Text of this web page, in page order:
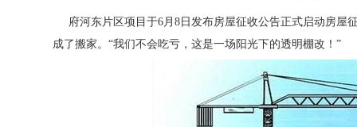
府河东片区项目于6月8日发布房屋征收公告正式启动房屋
成了搬家。“我们不会吃亏，这是一场阳光下的透明棚改！”